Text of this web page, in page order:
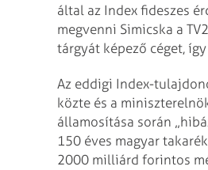
által az Index fideszes
megvenni Simicska a
tárgyát képező céget,
Az eddigi Index-
közte és a
államosítása során
150 éves magyar
2000 milliárd forintos